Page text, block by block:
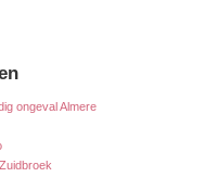
ongeval Almere